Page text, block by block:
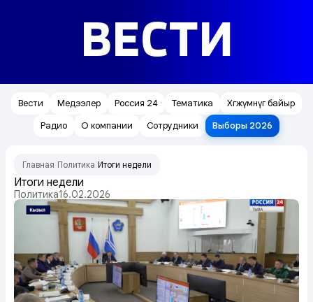
ВЕСТИ
Вести Медээлер Россия 24 Тематика
Хөгжүмнүг байыр
Радио
О компании Сотрудники Выборы 2026
Главная Политика Итоги недели
Итоги недели
Политика16.02.2026